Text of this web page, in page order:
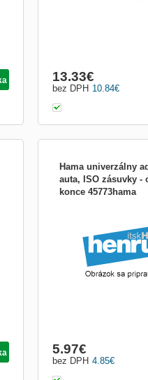
10.84€
bez DPH
13.33€
Hama univerzálny
auta, ISO zásuvky -
konce 45773hama
4.85€
bez DPH
5.97€